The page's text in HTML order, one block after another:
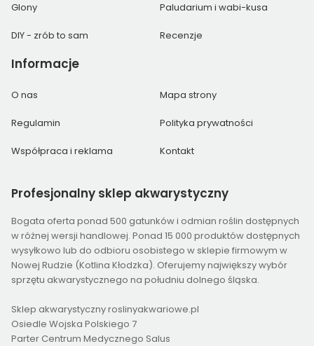
Glony Paludarium i wabi-kusa
DIY - zrób to sam Recenzje
Informacje
O nas Mapa strony
Regulamin Polityka prywatności
Współpraca i reklama Kontakt
Profesjonalny sklep akwarystyczny
Bogata oferta ponad 500 gatunków i odmian roślin dostępnych
w różnej wersji handlowej. Ponad 15 000 produktów dostępnych
wysyłkowo lub do odbioru osobistego w sklepie firmowym w
Nowej Rudzie (Kotlina Kłodzka). Oferujemy największy wybór
sprzętu akwarystycznego na południu dolnego śląska.
Sklep akwarystyczny roslinyakwariowe.pl
Osiedle Wojska Polskiego 7
Parter Centrum Medycznego Salus